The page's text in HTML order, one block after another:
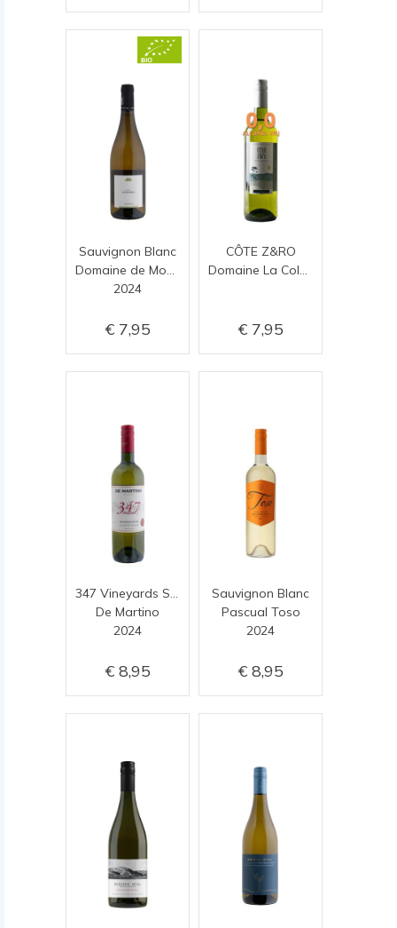
Sauvignon Blanc
2024
7,95
CÔTE Z&RO
7,95
De Martino
2024
8,95
Sauvignon Blanc
Pascual Toso
2024
8,95